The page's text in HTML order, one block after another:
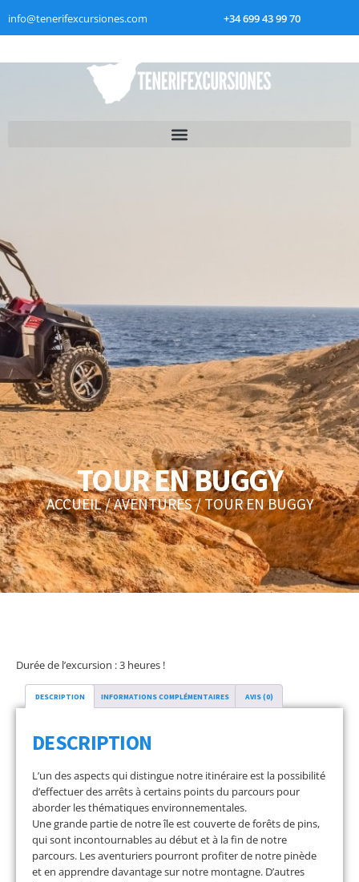
info@tenerifexcursiones.com +34 699 43 99 70
TOUR EN BUGGY
ACCUEIL/AVENTURES/ TOUR EN BUGGY
Durée de l’excursion : 3 heures !
DESCRIPTION INFORMATIONS COMPLÉMENTAIRES AVIS (0)
DESCRIPTION
L’un des aspects qui distingue notre itinéraire est la possibilité
d’effectuer des arrêts à certains points du parcours pour
aborder les thématiques environnementales.
Une grande partie de notre île est couverte de forêts de pins,
qui sont incontournables au début et à la fin de notre
parcours. Les aventuriers pourront profiter de notre pinède
et en apprendre davantage sur notre montagne. D’autres